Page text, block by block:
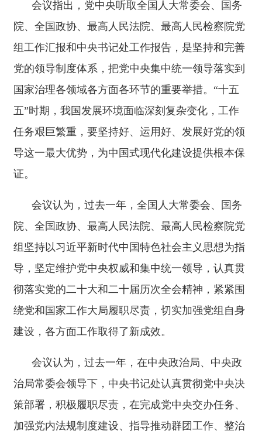
五”时期，我国发展环境面临深刻复杂变化，工作
任务艰巨繁重，要坚持好、运用好、发展好党的领
导这一最大优势，为中国式现代化建设提供根本保
证。
会议认为，过去一年，全国人大常委会、国务
院、全国政协、最高人民法院、最高人民检察院党
组坚持以习近平新时代中国特色社会主义思想为指
导，坚定维护党中央权威和集中统一领导，认真贯
彻落实党的二十大和二十届历次全会精神，紧紧围
建设，各方面工作取得了新成效。
会议认为，过去一年，在中央政治局、中央政
治局常委会领导下，中央书记处认真贯彻党中央决
策部署，积极履职尽责，在完成党中央交办任务、
加强党内法规制度建设、指导推动群团工作、整治
形式主义为基层减负等方面做了大量工作。
会议强调，今年是中国共产党成立
以习近平新时代中国特色社会主义思想为指导，深
入贯彻党的二十大和二十届历次全会精神，认真落
实四中全会部署，坚持党中央集中统一领导，深刻